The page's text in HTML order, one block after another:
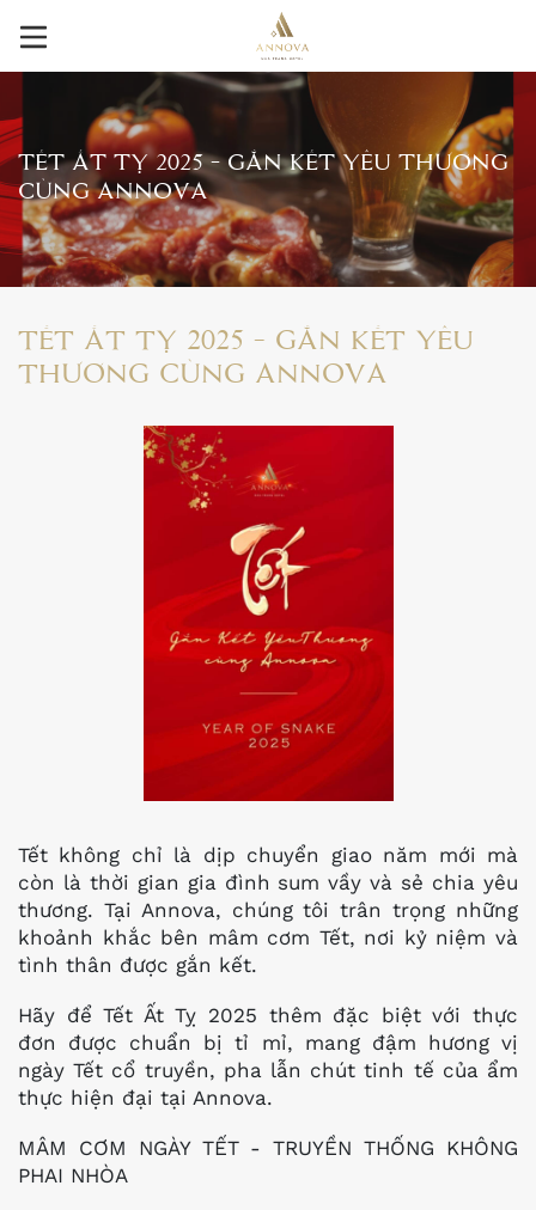
TẾT ẤT TỴ 2025 - GẮN KẾT YÊU THƯƠNG
CÙNG ANNOVA
TẾT ẤT TỴ 2025 - GẮN KẾT YÊU
THƯƠNG CÙNG ANNOVA
Tết không chỉ là dịp chuyển giao năm mới mà
còn là thời gian gia đình sum vầy và sẻ chia yêu
thương. Tại Annova, chúng tôi trân trọng những
khoảnh khắc bên mâm cơm Tết, nơi kỷ niệm và
tình thân được gắn kết.
Hãy để Tết Ất Tỵ 2025 thêm đặc biệt với thực
đơn được chuẩn bị tỉ mỉ, mang đậm hương vị
ngày Tết cổ truyền, pha lẫn chút tinh tế của ẩm
thực hiện đại tại Annova.
MÂM CƠM NGÀY TẾT - TRUYỀN THỐNG KHÔNG
PHAI NHÒA